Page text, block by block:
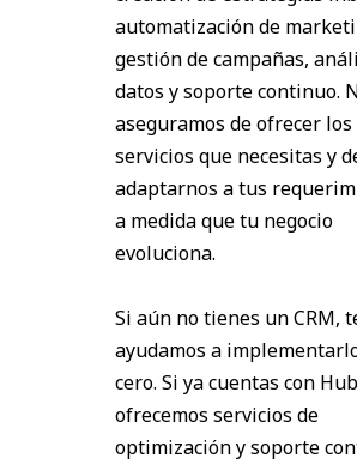
automatización de
gestión de campañas,
datos y soporte continuo.
aseguramos de ofrecer los
servicios que necesitas y
adaptarnos a tus
a medida que tu negocio
evoluciona.
Si aún no tienes un CRM,
ayudamos a
cero. Si ya cuentas con
ofrecemos servicios de
optimización y soporte